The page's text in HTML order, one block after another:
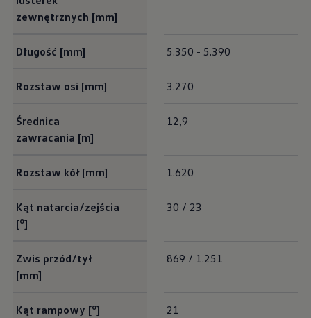
zewnętrznych [mm]
Długość [mm] 5.350 - 5.390
Rozstaw osi [mm] 3.270
Średnica
zawracania [m]
12,9
Rozstaw kół [mm] 1.620
Kąt natarcia/zejścia
[o]
30 / 23
Zwis przód/tył
[mm]
869 / 1.251
Kąt rampowy [o] 21